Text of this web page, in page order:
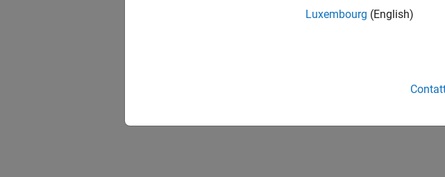
Luxembourg (English)